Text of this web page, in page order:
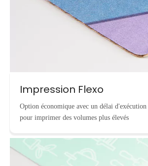
Impression Flexo
Option économique avec un délai
pour imprimer des volumes plus élevés